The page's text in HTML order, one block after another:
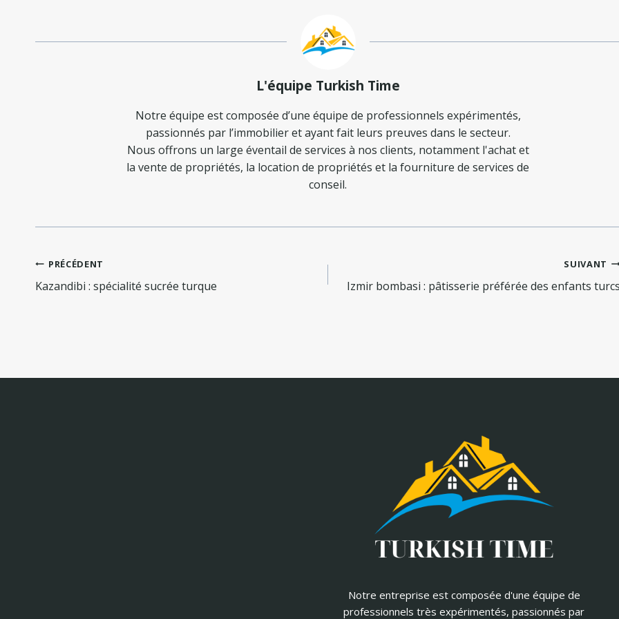
L'équipe Turkish Time
Notre équipe est composée d’une équipe de professionnels expérimentés,
passionnés par l’immobilier et ayant fait leurs preuves dans le secteur.
Nous offrons un large éventail de services à nos clients, notamment l'achat et
la vente de propriétés, la location de propriétés et la fourniture de services de
conseil.
Navigation
de
l’article
PRÉCÉDENT
Kazandibi : spécialité sucrée turque
SUIVANT
Izmir bombasi : pâtisserie préférée des enfants
Notre entreprise est composée d'une équipe de
professionnels très expérimentés, passionnés par